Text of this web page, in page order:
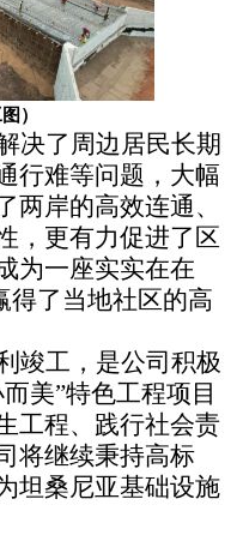
）
决了周边居民长期
行难等问题，大幅
两岸的高效连通、
，更有力促进了区
为一座实实在在
得了当地社区的高
竣工，是公司积极
美”特色工程项目
工程、践行社会责
将继续秉持高标
坦桑尼亚基础设施